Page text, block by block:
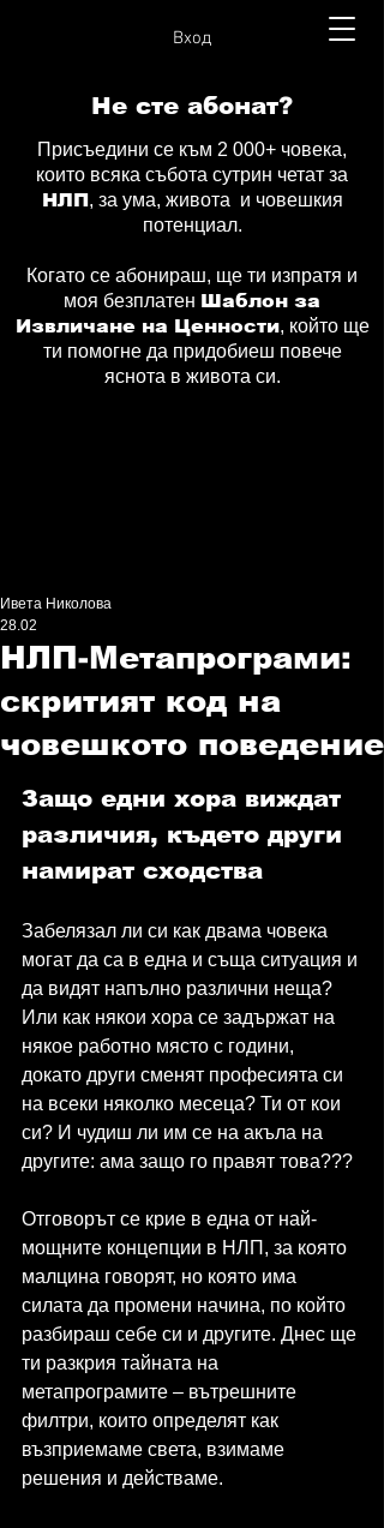
Вход
Не сте абонат?
Присъедини се към 2 000+ човека,
които всяка събота сутрин четат за
НЛП, за ума, живота и човешкия
потенциал.
Когато се абонираш, ще ти изпратя и
моя безплатен Шаблон за
Извличане на Ценности, който ще
ти помогне да придобиеш повече
яснота в живота си.
НЛП-Метапрограми:
скритият код на
човешкото поведение
Ивета Николова
28.02
Защо едни хора виждат
различия, където други
намират сходства
Забелязал ли си как двама човека
могат да са в една и съща ситуация и
да видят напълно различни неща?
Или как някои хора се задържат на
някое работно място с години,
докато други сменят професията си
на всеки няколко месеца? Ти от кои
си? И чудиш ли им се на акъла на
другите: ама защо го правят това???
Отговорът се крие в една от най-
мощните концепции в НЛП, за която
малцина говорят, но която има
силата да промени начина, по който
разбираш себе си и другите. Днес ще
ти разкрия тайната на
метапрограмите – вътрешните
филтри, които определят как
възприемаме света, взимаме
решения и действаме.